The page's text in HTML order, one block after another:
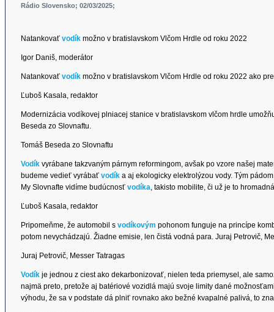
Rádio Slovensko; 02/03/2025;
Natankovať vodík možno v bratislavskom Vlčom Hrdle od roku 2022
Igor Daniš, moderátor
Natankovať vodík možno v bratislavskom Vlčom Hrdle od roku 2022 ako
Ľuboš Kasala, redaktor
Modernizácia vodíkovej plniacej stanice v bratislavskom vlčom hrdle
Beseda zo Slovnaftu.
Tomáš Beseda zo Slovnaftu
Vodík vyrábane takzvaným párnym reformingom, avšak po vzore našej
budeme vedieť vyrábať vodík a aj ekologicky elektrolýzou vody. Tým
My Slovnafte vidíme budúcnosť vodíka, takisto mobilite, či už je to
Ľuboš Kasala, redaktor
Pripomeňme, že automobil s vodíkovým pohonom funguje na princípe
potom nevychádzajú. Žiadne emisie, len čistá vodná para. Juraj Petrovič,
Juraj Petrovič, Messer Tatragas
Vodík je jednou z ciest ako dekarbonizovať, nielen teda priemysel, ale
najmä preto, pretože aj batériové vozidlá majú svoje limity dané
výhodu, že sa v podstate dá plniť rovnako ako bežné kvapalné palivá, to